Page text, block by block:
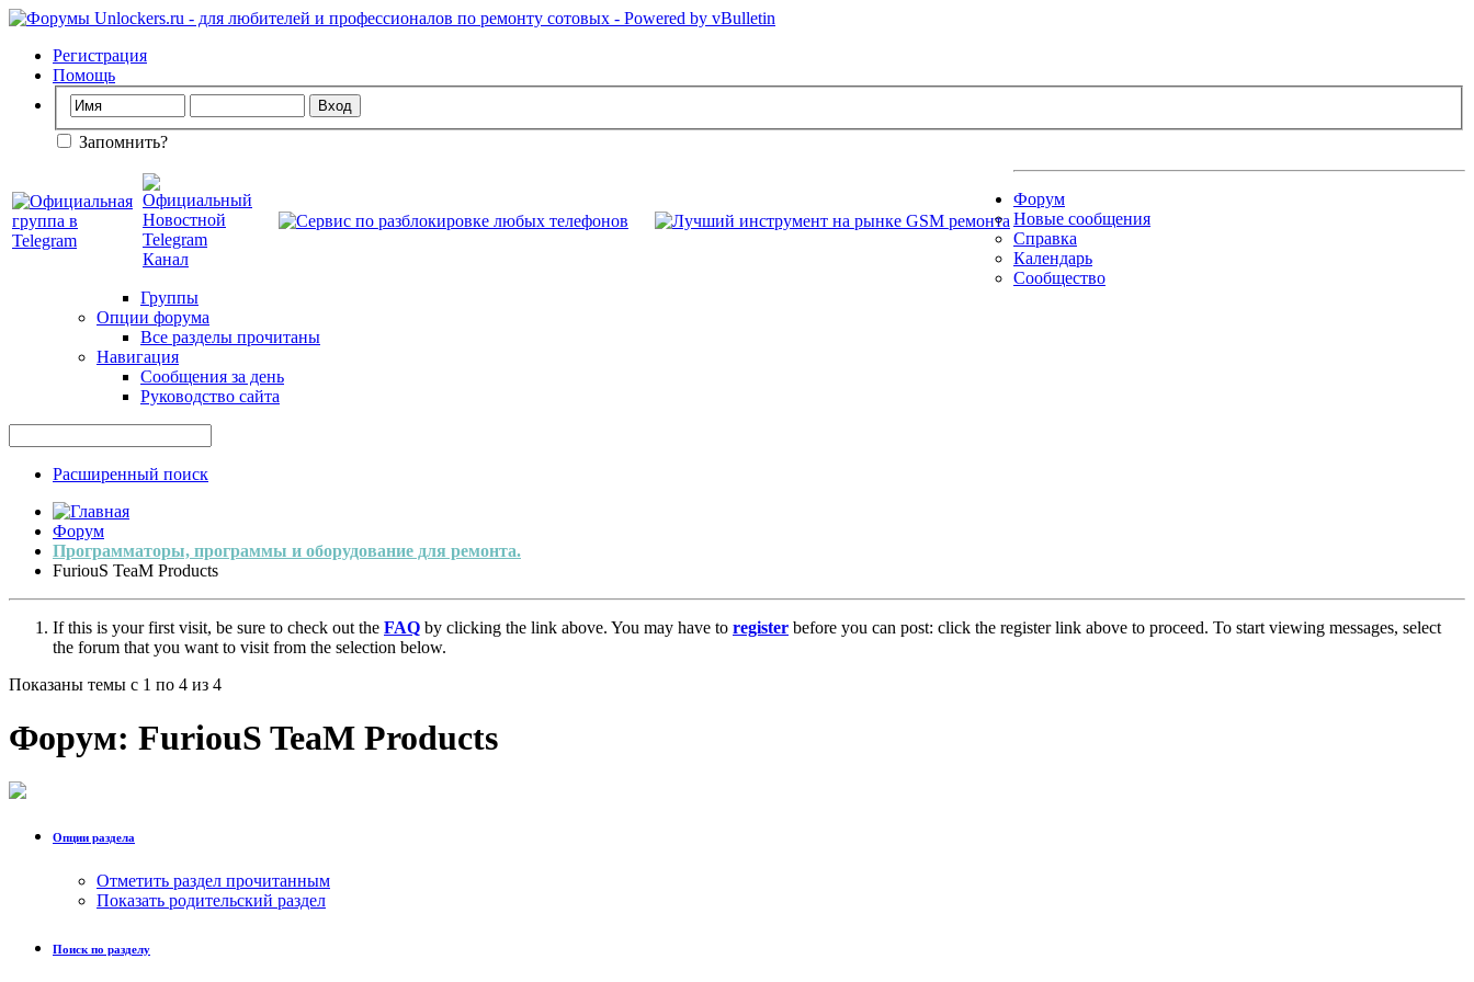
Регистрация
Помощь
Запомнить?
Форум
Новые сообщения
Справка
Календарь
Сообщество
Группы
Опции форума
Все разделы прочитаны
Навигация
Сообщения за день
Руководство сайта
Расширенный поиск
Форум
Программаторы, программы и оборудование для ремонта.
FuriouS TeaM Products
If this is your first visit, be sure to check out the FAQ by clicking the link above. You may have to register before you can post: click the register link above to proceed. To start viewing messages, select
the forum that you want to visit from the selection below.
Показаны темы с 1 по 4 из 4
Форум: FuriouS TeaM Products
Опции раздела
Отметить раздел прочитанным
Показать родительский раздел
Поиск по разделу